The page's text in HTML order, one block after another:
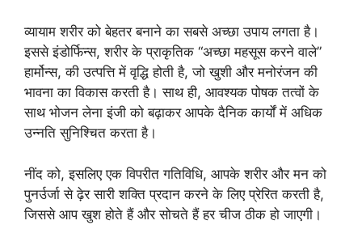
व्यायाम शरीर को बेहतर बनाने का सबसे अच्छा उपाय लगता है।
इससे इंडोर्फिन्स, शरीर के प्राकृतिक “अच्छा महसूस करने वाले”
हार्मोन्स, की उत्पत्ति में वृद्धि होती है, जो खुशी और मनोरंजन की
भावना का विकास करती है। साथ ही, आवश्यक पोषक तत्वों के
साथ भोजन लेना इंजी को बढ़ाकर आपके दैनिक कार्यों में अधिक
उन्नति सुनिश्चित करता है।
नींद को, इसलिए एक विपरीत गतिविधि, आपके शरीर और मन को
पुनर्उर्जा से ढ़ेर सारी शक्ति प्रदान करने के लिए प्रेरित करती है,
जिससे आप खुश होते हैं और सोचते हैं हर चीज ठीक हो जाएगी।